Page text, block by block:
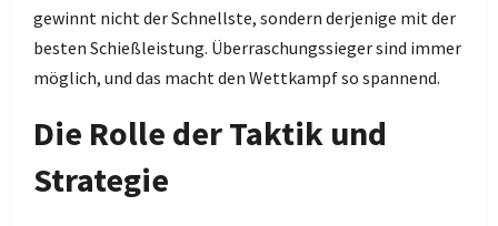
gewinnt nicht der Schnellste, sondern derjenige mit der
besten Schießleistung. Überraschungssieger sind immer
möglich, und das macht den Wettkampf so spannend.
Die Rolle der Taktik und
Strategie